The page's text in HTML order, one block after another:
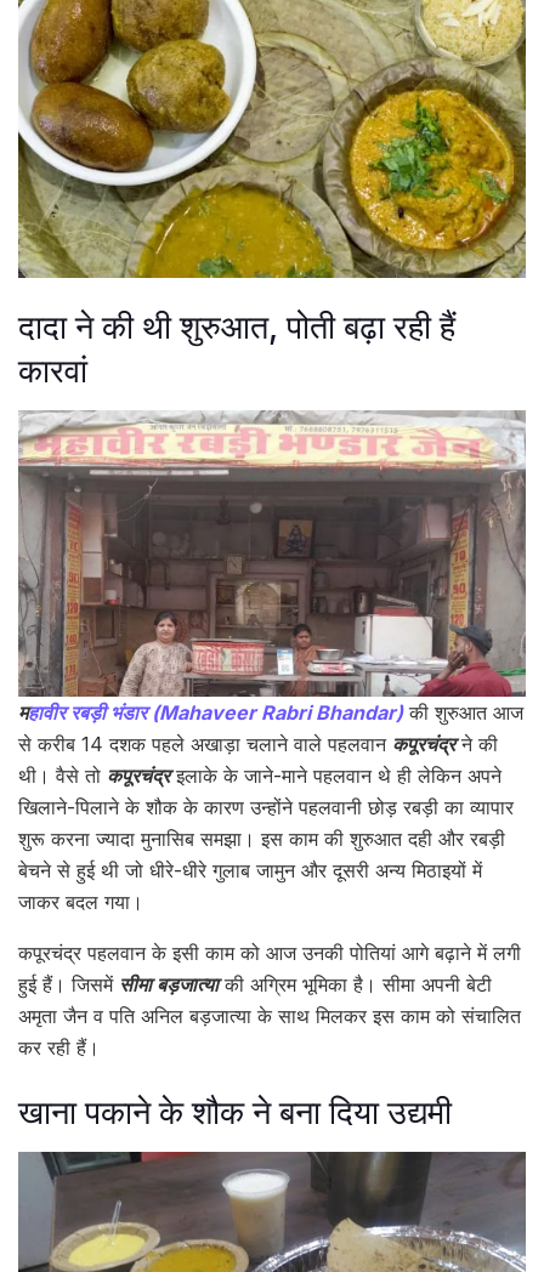
दादा ने की थी शुरुआत, पोती बढ़ा रही हैं
कारवां
महावीर रबड़ी भंडार (Mahaveer Rabri Bhandar)की शुरुआत आज
से करीब 14 दशक पहले अखाड़ा चलाने वाले पहलवान कपूरचंद्रने की
थी। वैसे तो कपूरचंद्रइलाके के जाने-माने पहलवान थे ही लेकिन अपने
खिलाने-पिलाने के शौक के कारण उन्होंने पहलवानी छोड़ रबड़ी का व्यापार
शुरू करना ज्यादा मुनासिब समझा। इस काम की शुरुआत दही और रबड़ी
बेचने से हुई थी जो धीरे-धीरे गुलाब जामुन और दूसरी अन्य मिठाइयों में
जाकर बदल गया।
कपूरचंद्र पहलवान के इसी काम को आज उनकी पोतियां आगे बढ़ाने में लगी
हुई हैं। जिसमें सीमा बड़जात्याकी अग्रिम भूमिका है। सीमा अपनी बेटी
अमृता जैन व पति अनिल बड़जात्या के साथ मिलकर इस काम को संचालित
कर रही हैं।
खाना पकाने के शौक ने बना दिया उद्यमी